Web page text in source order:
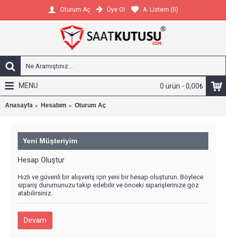
Oturum Aç Üye Ol A. Listem (0)
0 ürün - 0,00₺
MENU
Anasayfa Hesabım Oturum Aç
Yeni Müşteriyim
Hesap Oluştur
Hızlı ve güvenli bir alışveriş için yeni bir hesap oluşturun. Böylece
sipariş durumunuzu takip edebilir ve önceki siparişlerinize göz
atabilirsiniz.
Devam